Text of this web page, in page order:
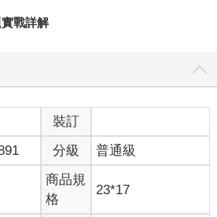
戰詳解
裝訂
分級 普通級
商品規
格
23*17